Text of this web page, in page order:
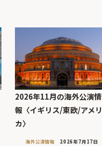
2026年11月の海外公演情
報〈イギリス/東欧/アメリ
カ〉
海外公演情報 2026年7月17日